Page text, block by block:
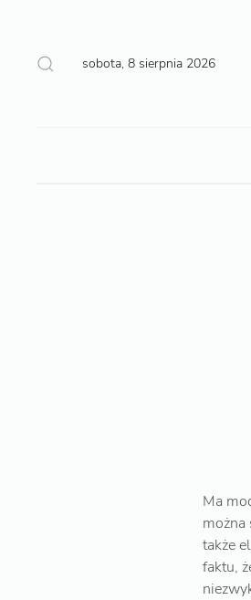
sobota, 8 sierpnia 2026
Ma
można
także
faktu,